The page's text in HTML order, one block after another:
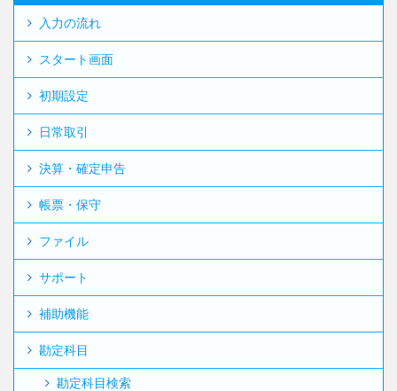
入力の流れ
スタート画面
初期設定
日常取引
決算・確定申告
帳票・保守
ファイル
サポート
補助機能
勘定科目
勘定科目検索